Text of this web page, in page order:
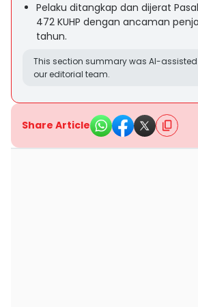
Pelaku ditangkap dan dijerat Pasal
472 KUHP dengan ancaman
tahun.
This section summary was AI-
our editorial team.
Share Article